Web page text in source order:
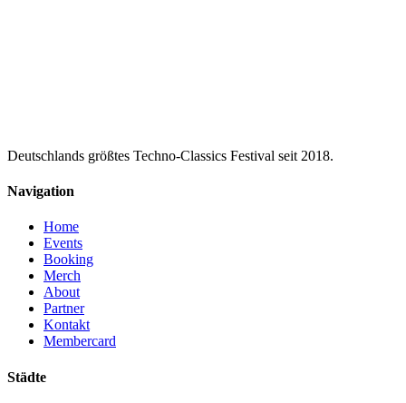
Deutschlands größtes Techno-Classics Festival seit 2018.
Navigation
Home
Events
Booking
Merch
About
Partner
Kontakt
Membercard
Städte